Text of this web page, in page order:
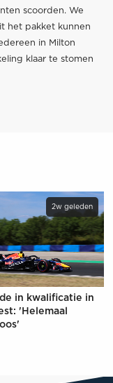
scoorden. We
het pakket kunnen
in Milton
klaar te stomen
2w geleden
in kwalificatie in
'Helemaal